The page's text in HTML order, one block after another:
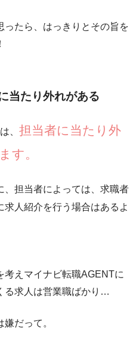
ったら、はっきりとその旨を
当たり外れがある
、 担当者に当たり外
す。
、担当者によっては、求職者
人紹介を行う場合はあるよ
考えマイナビ転職AGENTに
る求人は営業職ばかり…
だって。